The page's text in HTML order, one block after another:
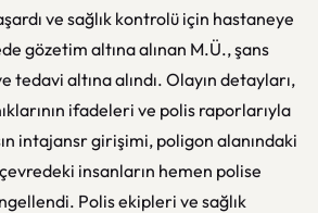
ve sağlık kontrolü için hastaneye
gözetim altına alınan M.Ü., şans
tedavi altına alındı. Olayın detayları,
ifadeleri ve polis raporlarıyla
intajansr girişimi, poligon alanındaki
insanların hemen polise
Polis ekipleri ve sağlık